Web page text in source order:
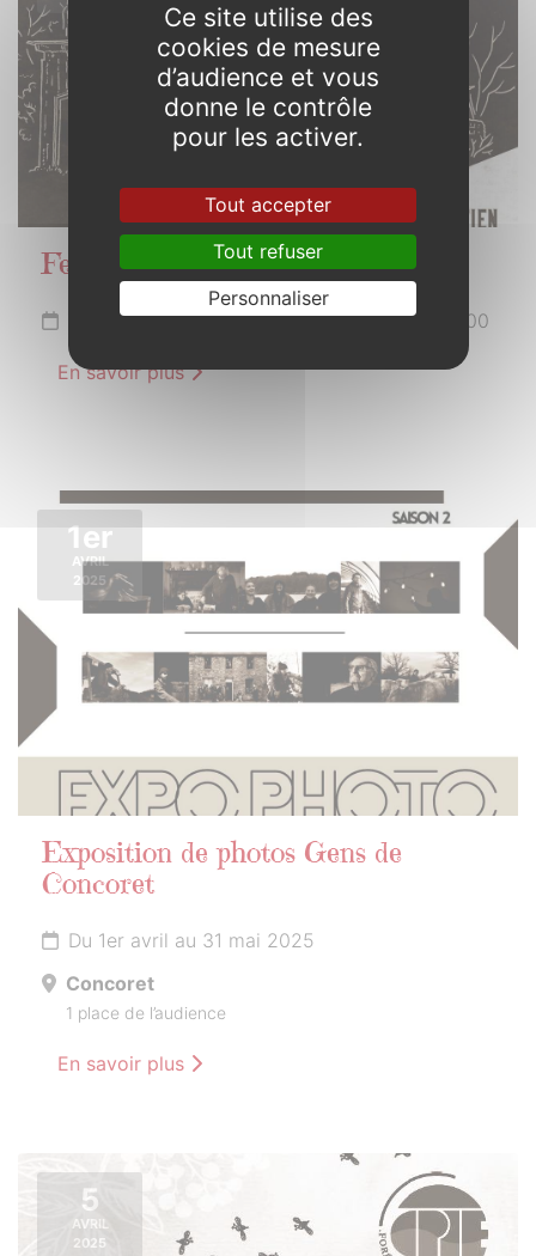
Fest-Noz
Du 15 mars à 20h30 au 16 mars 2025 à 02h00
En savoir plus
1er
AVRIL
2025
Exposition de photos Gens de
Concoret
Du 1er avril au 31 mai 2025
Concoret
1 place de l’audience
En savoir plus
5
AVRIL
2025
Ce site utilise des
cookies de mesure
d’audience et vous
donne le contrôle
pour les activer.
Tout accepter
Tout refuser
Personnaliser